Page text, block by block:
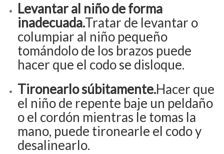
Levantar al niño de forma
inadecuada.Tratar de levantar o
columpiar al niño pequeño
tomándolo de los brazos puede
hacer que el codo se disloque.
Tironearlo súbitamente.Hacer que
el niño de repente baje un peldaño
o el cordón mientras le tomas la
mano, puede tironearle el codo y
desalinearlo.